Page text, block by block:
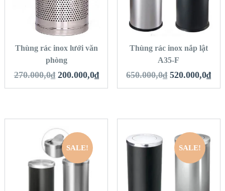
VIEW DETAILS
THÊM VÀO GIỎ
HÀNG
Thùng rác inox lưới văn
phòng
270.000,0₫ 200.000,0₫
VIEW DETAILS
HÀNG
Thùng rác inox nắp lật
A35-F
650.000,0₫ 520.000,0₫
SALE!
QUICK LOOK
SALE!
QUICK LOOK
VIEW DETAILS